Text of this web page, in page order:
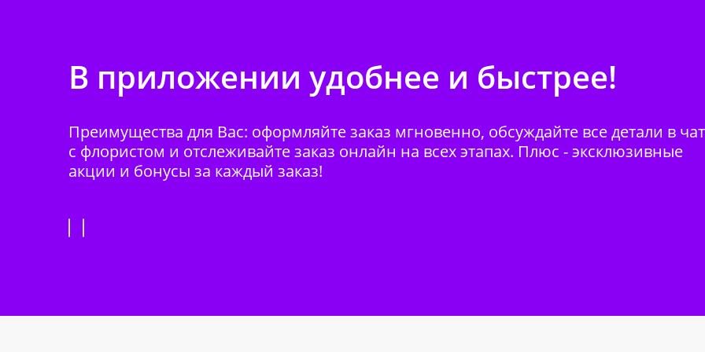
В приложении удобнее и быстрее!
Преимущества для Вас: оформляйте заказ мгновенно, обсуждайте все детали в
с флористом и отслеживайте заказ онлайн на всех этапах. Плюс - эксклюзивные
акции и бонусы за каждый заказ!